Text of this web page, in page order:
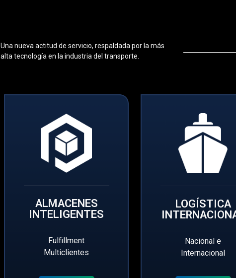
Una nueva actitud de servicio, respaldada por la más
alta tecnología en la industria del transporte.
ALMACENES
INTELIGENTES
Fulfillment
Multiclientes
LOGÍSTICA
Nacional e
Internacional